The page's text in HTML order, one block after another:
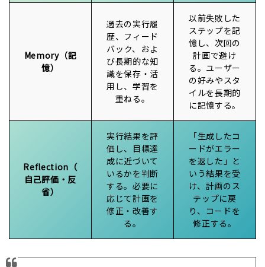
Memory（記
憶）
過去の実行履
歴、フィード
バック、およ
び長期的な知
識を保存・活
用し、学習を
重ねる。
以前失敗した
ステップを記
憶し、次回の
計画で避け
る。ユーザー
の好みやスタ
イルを長期的
に記憶する。
Reflection（
自己評価・反
省）
実行結果を評
価し、目標達
成に近づいて
いるかを判断
する。必要に
応じて計画を
修正・改善す
る。
「生成したコ
ードがエラー
を返した」と
いう結果を受
け、計画のス
テップに戻
り、コードを
修正する。